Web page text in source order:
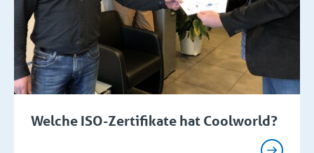
Welche ISO-Zertifikate hat Coolworld?